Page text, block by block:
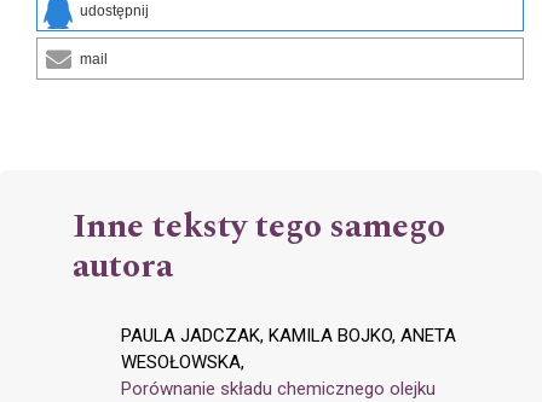
udostępnij
mail
Inne teksty tego samego
autora
PAULA JADCZAK, KAMILA BOJKO, ANETA
WESOŁOWSKA,
Porównanie składu chemicznego olejku